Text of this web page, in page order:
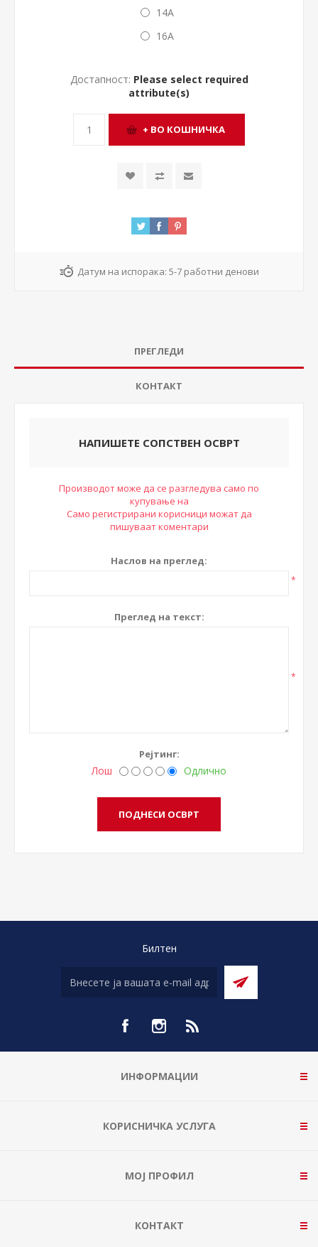
14A
16A
Достапност: Please select required
attribute(s)
Датум на испорака: 5-7 работни денови
ПРЕГЛЕДИ
КОНТАКТ
НАПИШЕТЕ СОПСТВЕН ОСВРТ
Производот може да се разгледува само по
купување на
Само регистрирани корисници можат да
пишуваат коментари
Наслов на преглед:
*
Преглед на текст:
*
Рејтинг:
Лош Одлично
Билтен
ИНФОРМАЦИИ
КОРИСНИЧКА УСЛУГА
МОЈ ПРОФИЛ
КОНТАКТ